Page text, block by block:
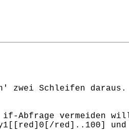
zwei Schleifen
Abfrage vermeiden
red]..100] und